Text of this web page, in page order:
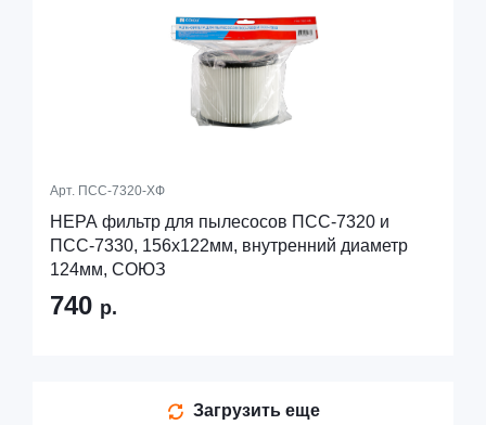
Арт. ПСС-7320-ХФ
HEPA фильтр для пылесосов ПСС-7320 и
ПСС-7330, 156х122мм, внутренний диаметр
124мм, СОЮЗ
740 р.
Загрузить еще